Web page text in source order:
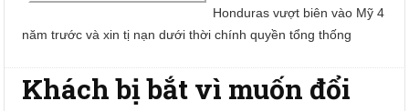
Honduras vượt biên vào Mỹ 4
năm trước và xin tị nạn dưới thời chính quyền tổng thống
Khách bị bắt vì muốn đổi